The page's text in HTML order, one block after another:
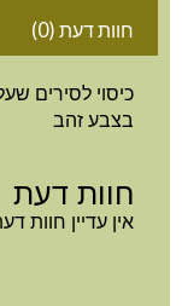
חוות דעת (0)
כיסוי לסירים
בצבע זהב
חוות דעת
אין עדיין חוות